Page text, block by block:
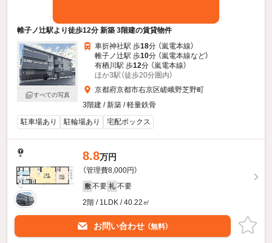
帷子ノ辻駅より徒歩12分 新築 3階建の賃貸物件
すべての写真
車折神社駅 歩18分 （嵐電本線）
帷子ノ辻駅 歩10分 （嵐電本線など）
有栖川駅 歩12分 （嵐電本線）
ほか3駅（徒歩20分圏内）
京都府京都市右京区嵯峨野芝野町
3階建 / 新築 / 軽量鉄骨
駐車場あり
駐輪場あり 宅配ボックス
8.8万円
（管理費8,000円）
敷 不要 礼 不要
2階 / 1LDK / 40.22㎡
お問い合わせ （無料）